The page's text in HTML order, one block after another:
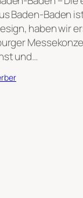
Baden-
haben wir
und…